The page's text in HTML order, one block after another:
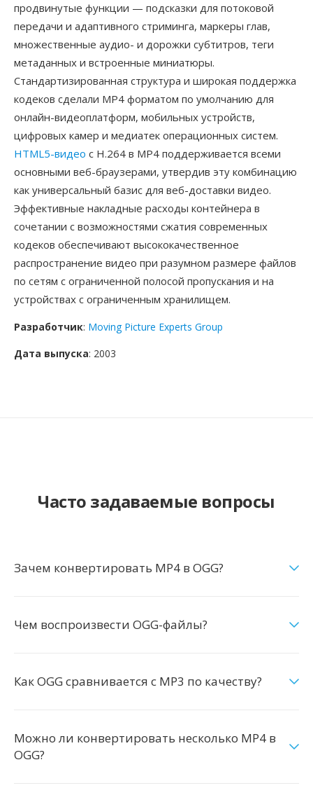
продвинутые функции — подсказки для потоковой
передачи и адаптивного стриминга, маркеры глав,
множественные аудио- и дорожки субтитров, теги
метаданных и встроенные миниатюры.
Стандартизированная структура и широкая поддержка
кодеков сделали MP4 форматом по умолчанию для
онлайн-видеоплатформ, мобильных устройств,
цифровых камер и медиатек операционных систем.
HTML5-видео с H.264 в MP4 поддерживается всеми
основными веб-браузерами, утвердив эту комбинацию
как универсальный базис для веб-доставки видео.
Эффективные накладные расходы контейнера в
сочетании с возможностями сжатия современных
кодеков обеспечивают высококачественное
распространение видео при разумном размере файлов
по сетям с ограниченной полосой пропускания и на
устройствах с ограниченным хранилищем.
Разработчик: Moving Picture Experts Group
Дата выпуска: 2003
Часто задаваемые вопросы
Зачем конвертировать MP4 в OGG?
Чем воспроизвести OGG-файлы?
Как OGG сравнивается с MP3 по качеству?
Можно ли конвертировать несколько MP4 в
OGG?